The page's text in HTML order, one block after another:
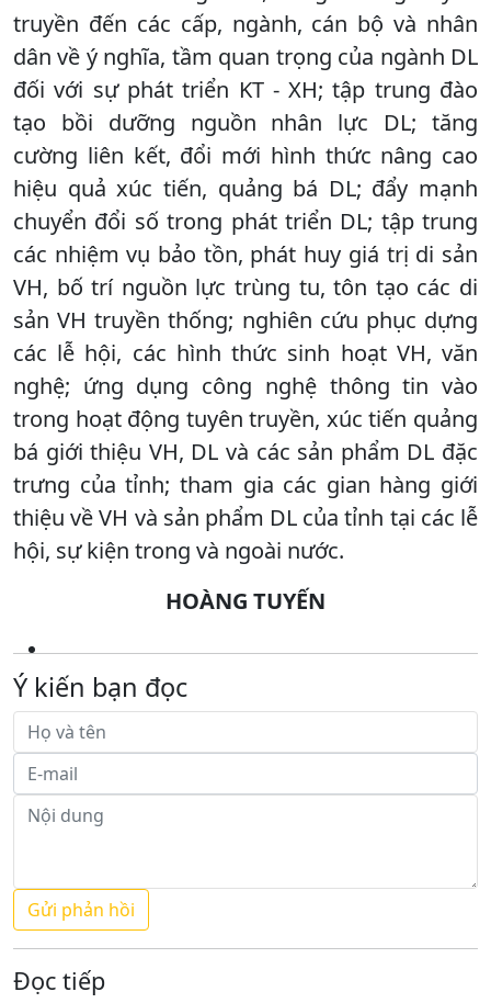
truyền đến các cấp, ngành, cán bộ và nhân
dân về ý nghĩa, tầm quan trọng của ngành DL
đối với sự phát triển KT - XH; tập trung đào
tạo bồi dưỡng nguồn nhân lực DL; tăng
cường liên kết, đổi mới hình thức nâng cao
hiệu quả xúc tiến, quảng bá DL; đẩy mạnh
chuyển đổi số trong phát triển DL; tập trung
các nhiệm vụ bảo tồn, phát huy giá trị di sản
VH, bố trí nguồn lực trùng tu, tôn tạo các di
sản VH truyền thống; nghiên cứu phục dựng
các lễ hội, các hình thức sinh hoạt VH, văn
nghệ; ứng dụng công nghệ thông tin vào
trong hoạt động tuyên truyền, xúc tiến quảng
bá giới thiệu VH, DL và các sản phẩm DL đặc
trưng của tỉnh; tham gia các gian hàng giới
thiệu về VH và sản phẩm DL của tỉnh tại các lễ
hội, sự kiện trong và ngoài nước.
HOÀNG TUYẾN
Ý kiến bạn đọc
Đọc tiếp